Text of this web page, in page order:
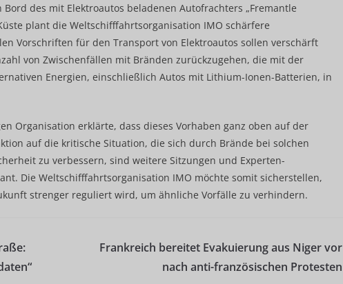
des mit Elektroautos beladenen Autofrachters „Fremantle
plant die Weltschifffahrtsorganisation IMO schärfere
Vorschriften für den Transport von Elektroautos sollen verschärft
von Zwischenfällen mit Bränden zurückzugehen, die mit der
Energien, einschließlich Autos mit Lithium-Ionen-Batterien, in
Organisation erklärte, dass dieses Vorhaben ganz oben auf der
auf die kritische Situation, die sich durch Brände bei solchen
zu verbessern, sind weitere Sitzungen und Experten-
Die Weltschifffahrtsorganisation IMO möchte somit sicherstellen,
strenger reguliert wird, um ähnliche Vorfälle zu verhindern.
Frankreich bereitet Evakuierung aus Niger vor
nach anti-französischen Protesten